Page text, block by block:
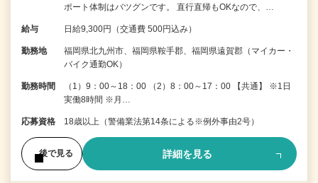
ポート体制はバツグンです。 直行直帰もOKなので、…
給与 日給9,300円（交通費 500円込み）
勤務地
福岡県北九州市、福岡県鞍手郡、福岡県遠賀郡（マイカー・
バイク通勤OK）
勤務時間
（1）9：00～18：00 （2）8：00～17：00 【共通】 ※1日
実働8時間 ※月…
応募資格 18歳以上（警備業法第14条による※例外事由2号）
後で見る 詳細を見る